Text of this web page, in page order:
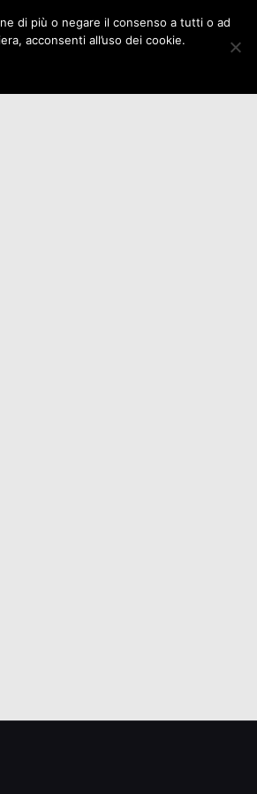
Istituzioni Contatti
di più o negare il consenso a tutti o ad
acconsenti all’uso dei cookie.